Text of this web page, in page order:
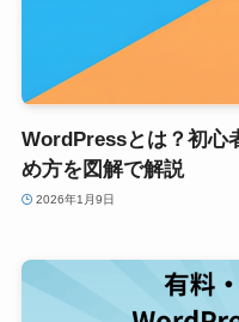
WordPressとは？初心
め方を図解で解説
2026年1月9日